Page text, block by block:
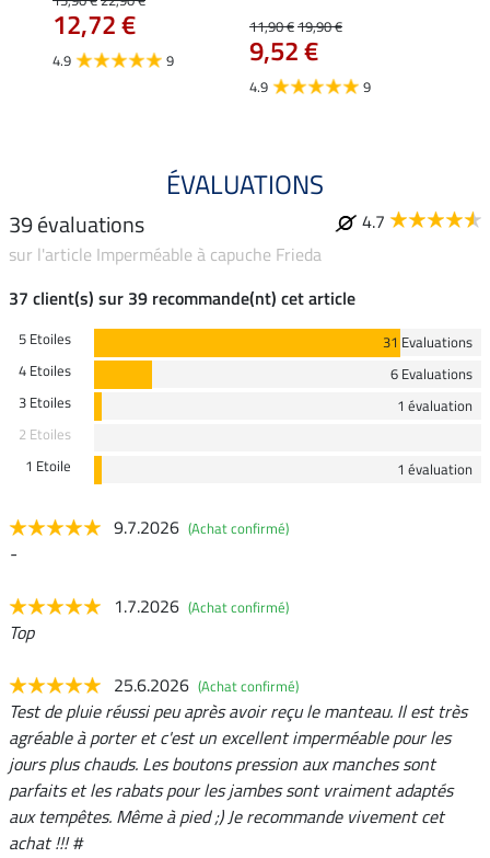
12,72 €
4.9 9
11,90 €19,90 €
9,52 €
4.9 9
ÉVALUATIONS
39 évaluations
4.7
sur l'article Imperméable à capuche Frieda
37 client(s) sur 39 recommande(nt) cet article
5 Etoiles
31 Evaluations
4 Etoiles
6 Evaluations
3 Etoiles
1 évaluation
2 Etoiles
1 Etoile
1 évaluation
9.7.2026 (Achat confirmé)
-
1.7.2026 (Achat confirmé)
Top
25.6.2026 (Achat confirmé)
Test de pluie réussi peu après avoir reçu le manteau. Il est très
agréable à porter et c'est un excellent imperméable pour les
jours plus chauds. Les boutons pression aux manches sont
parfaits et les rabats pour les jambes sont vraiment adaptés
aux tempêtes. Même à pied ;) Je recommande vivement cet
achat !!! #